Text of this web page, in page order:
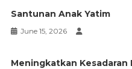
Santunan Anak Yatim
June 15, 2026
Meningkatkan Kesadaran